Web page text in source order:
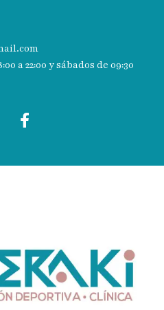
a 22:00 y sábados de 09:30